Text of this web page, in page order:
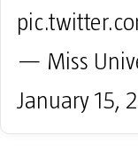
— Miss
January 15,